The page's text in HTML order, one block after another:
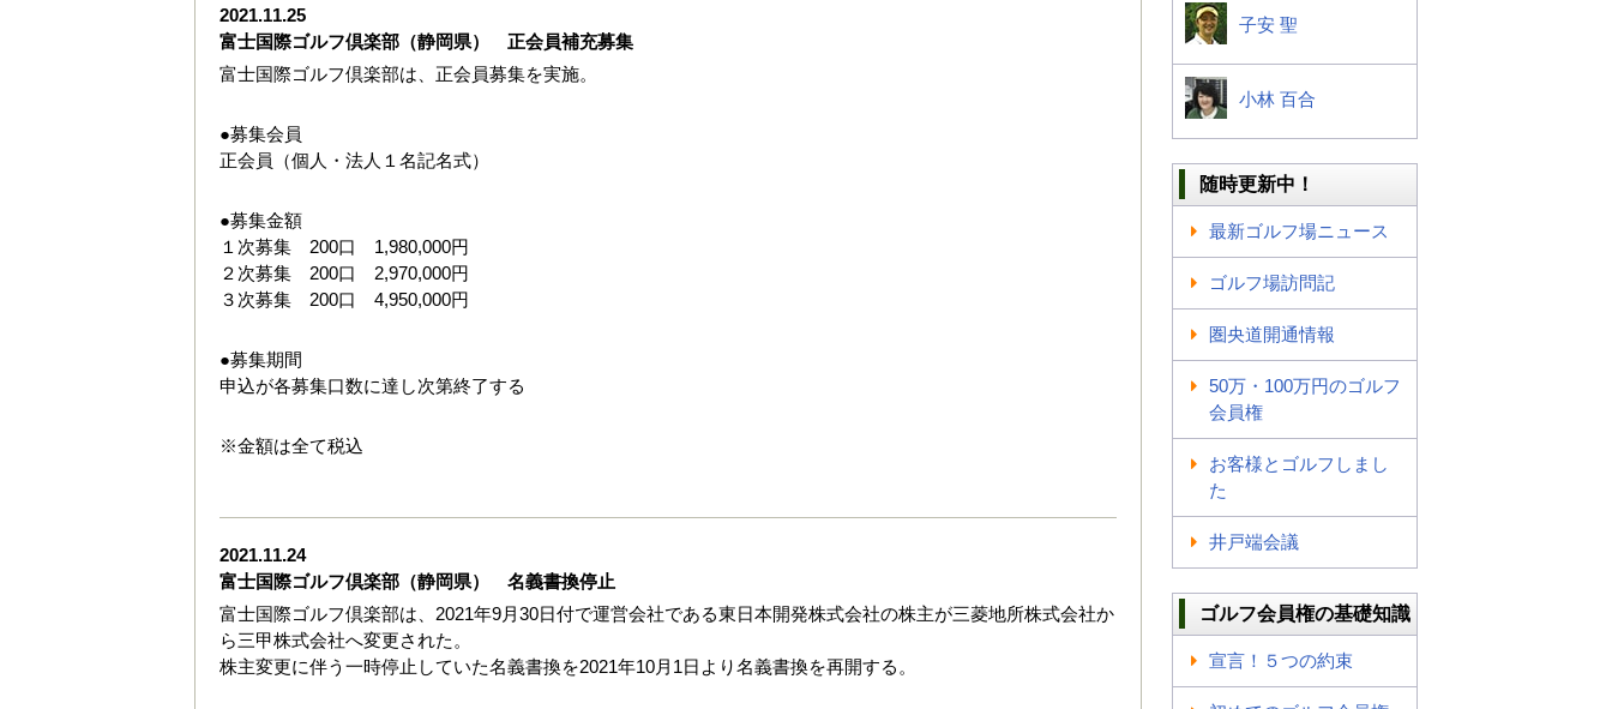
2021.11.25
富士国際ゴルフ倶楽部（静岡県） 正会員補充募集
富士国際ゴルフ倶楽部は、正会員募集を実施。
●募集会員
正会員（個人・法人１名記名式）
●募集金額
１次募集 200口 1,980,000円
２次募集 200口 2,970,000円
３次募集 200口 4,950,000円
●募集期間
申込が各募集口数に達し次第終了する
※金額は全て税込
2021.11.24
富士国際ゴルフ倶楽部（静岡県） 名義書換停止
富士国際ゴルフ倶楽部は、2021年9月30日付で運営会社である東日本開発株式会社の株主が三菱地所株式会社か
ら三甲株式会社へ変更された。
株主変更に伴う一時停止していた名義書換を2021年10月1日より名義書換を再開する。
子安 聖
小林 百合
随時更新中！
最新ゴルフ場ニュース
ゴルフ場訪問記
圏央道開通情報
50万・100万円のゴルフ
会員権
お客様とゴルフしまし
た
井戸端会議
ゴルフ会員権の基礎知識
宣言！５つの約束